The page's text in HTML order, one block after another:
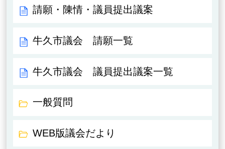
請願・陳情・議員提出議案
牛久市議会 請願一覧
牛久市議会 議員提出議案一覧
一般質問
WEB版議会だより